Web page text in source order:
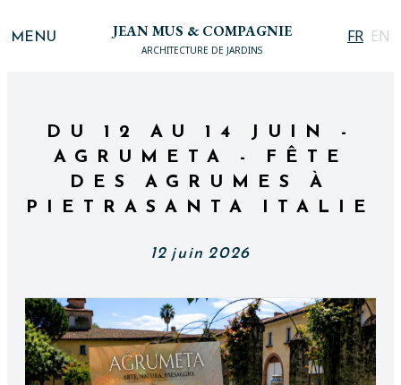
MENU JEAN MUS & COMPAGNIE
ARCHITECTURE DE JARDINS
FR EN
DU 12 AU 14 JUIN -
AGRUMETA - FÊTE
DES AGRUMES À
PIETRASANTA ITALIE
12 juin 2026